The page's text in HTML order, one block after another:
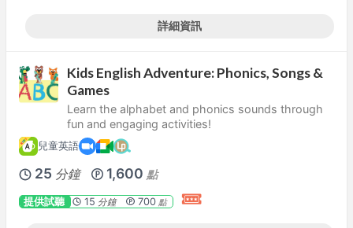
詳細資訊
Kids English Adventure: Phonics, Songs &
Games
Learn the alphabet and phonics sounds through
fun and engaging activities!
兒童英語
25 分鐘 1,600 點
提供試聽 15 分鐘 700點